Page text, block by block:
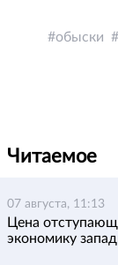
обыски
Читаемое
07 августа, 11:13
Цена
экономику